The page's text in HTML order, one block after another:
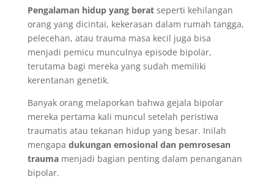
Pengalaman hidup yang beratseperti kehilangan
orang yang dicintai, kekerasan dalam rumah tangga,
pelecehan, atau trauma masa kecil juga bisa
menjadi pemicu munculnya episode bipolar,
terutama bagi mereka yang sudah memiliki
kerentanan genetik.
Banyak orang melaporkan bahwa gejala bipolar
mereka pertama kali muncul setelah peristiwa
traumatis atau tekanan hidup yang besar. Inilah
mengapa dukungan emosional dan pemrosesan
traumamenjadi bagian penting dalam penanganan
bipolar.